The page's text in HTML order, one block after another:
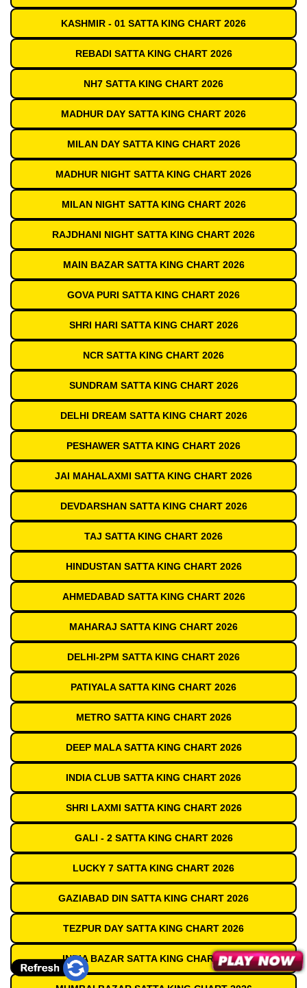
KASHMIR - 01 SATTA KING CHART 2026
REBADI SATTA KING CHART 2026
NH7 SATTA KING CHART 2026
MADHUR DAY SATTA KING CHART 2026
MILAN DAY SATTA KING CHART 2026
MADHUR NIGHT SATTA KING CHART 2026
MILAN NIGHT SATTA KING CHART 2026
RAJDHANI NIGHT SATTA KING CHART 2026
MAIN BAZAR SATTA KING CHART 2026
GOVA PURI SATTA KING CHART 2026
SHRI HARI SATTA KING CHART 2026
NCR SATTA KING CHART 2026
SUNDRAM SATTA KING CHART 2026
DELHI DREAM SATTA KING CHART 2026
PESHAWER SATTA KING CHART 2026
JAI MAHALAXMI SATTA KING CHART 2026
DEVDARSHAN SATTA KING CHART 2026
TAJ SATTA KING CHART 2026
HINDUSTAN SATTA KING CHART 2026
AHMEDABAD SATTA KING CHART 2026
MAHARAJ SATTA KING CHART 2026
DELHI-2PM SATTA KING CHART 2026
PATIYALA SATTA KING CHART 2026
METRO SATTA KING CHART 2026
DEEP MALA SATTA KING CHART 2026
INDIA CLUB SATTA KING CHART 2026
SHRI LAXMI SATTA KING CHART 2026
GALI - 2 SATTA KING CHART 2026
LUCKY 7 SATTA KING CHART 2026
GAZIABAD DIN SATTA KING CHART 2026
TEZPUR DAY SATTA KING CHART 2026
INDIA BAZAR SATTA KING CHART 2026